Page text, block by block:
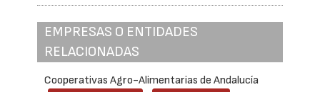
EMPRESAS O ENTIDADES
RELACIONADAS
Cooperativas Agro-Alimentarias de Andalucía